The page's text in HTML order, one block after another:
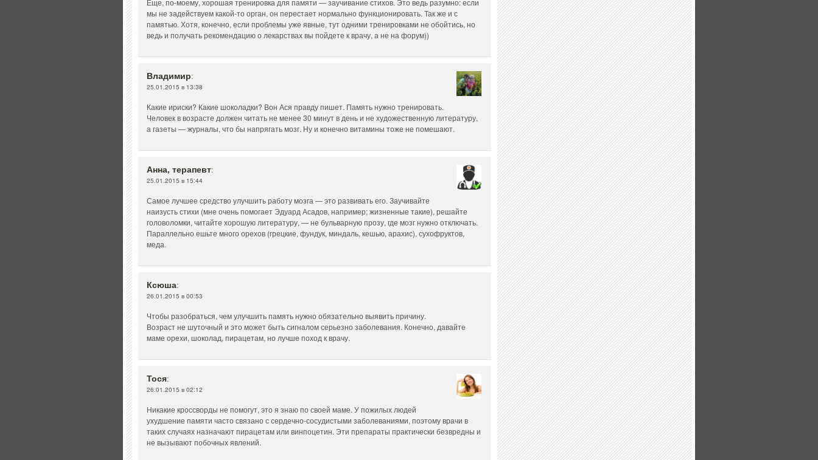
Еще, по-моему, хорошая тренировка для памяти — заучивание стихов. Это ведь разумно: если
мы не задействуем какой-то орган, он перестает нормально функционировать. Так же и с
памятью. Хотя, конечно, если проблемы уже явные, тут одними тренировками не обойтись, но
ведь и получать рекомендацию о лекарствах вы пойдете к врачу, а не на форум))
Владимир:
25.01.2015 в 13:38
Какие ириски? Какие шоколадки? Вон Ася правду пишет. Память нужно тренировать.
Человек в возрасте должен читать не менее 30 минут в день и не художественную литературу,
а газеты — журналы, что бы напрягать мозг. Ну и конечно витамины тоже не помешают.
Анна, терапевт:
25.01.2015 в 15:44
Самое лучшее средство улучшить работу мозга — это развивать его. Заучивайте
наизусть стихи (мне очень помогает Эдуард Асадов, например; жизненные такие), решайте
головоломки, читайте хорошую литературу, — не бульварную прозу, где мозг нужно отключать.
Параллельно ешьте много орехов (грецкие, фундук, миндаль, кешью, арахис), сухофруктов,
меда.
Ксюша:
26.01.2015 в 00:53
Чтобы разобраться, чем улучшить память нужно обязательно выявить причину.
Возраст не шуточный и это может быть сигналом серьезно заболевания. Конечно, давайте
маме орехи, шоколад, пирацетам, но лучше поход к врачу.
Тося:
26.01.2015 в 02:12
Никакие кроссворды не помогут, это я знаю по своей маме. У пожилых людей
ухудшение памяти часто связано с сердечно-сосудистыми заболеваниями, поэтому врачи в
таких случаях назначают пирацетам или винпоцетин. Эти препараты практически безвредны и
не вызывают побочных явлений.